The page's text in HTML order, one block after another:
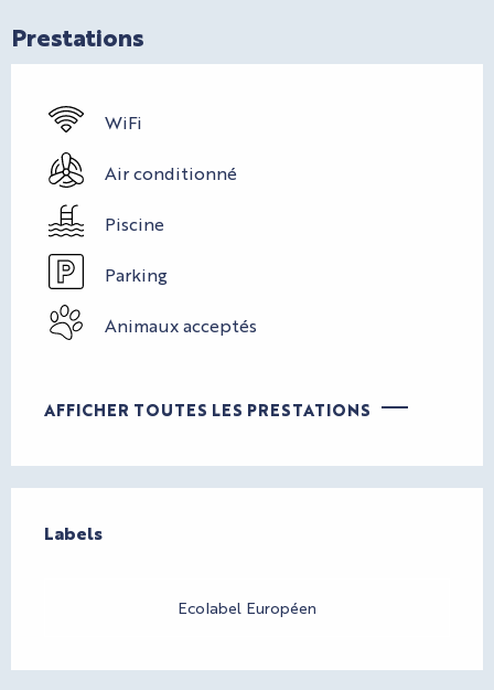
Prestations
WiFi
Air conditionné
Piscine
Parking
Animaux acceptés
AFFICHER TOUTES LES PRESTATIONS
Labels
Labels
Ecolabel Européen